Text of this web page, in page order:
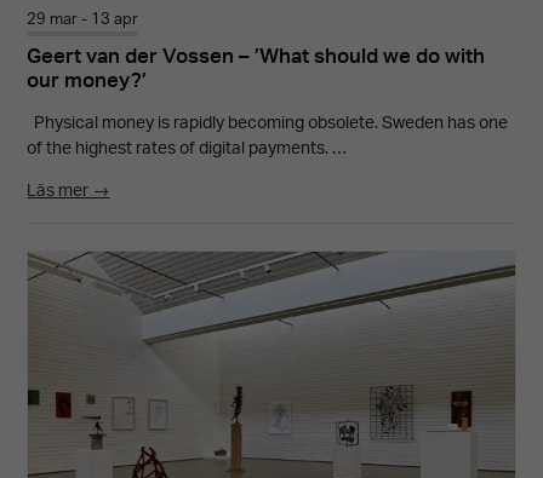
29 mar - 13 apr
Geert van der Vossen – ’What should we do with
our money?’
Physical money is rapidly becoming obsolete. Sweden has one
of the highest rates of digital payments. …
Läs mer →